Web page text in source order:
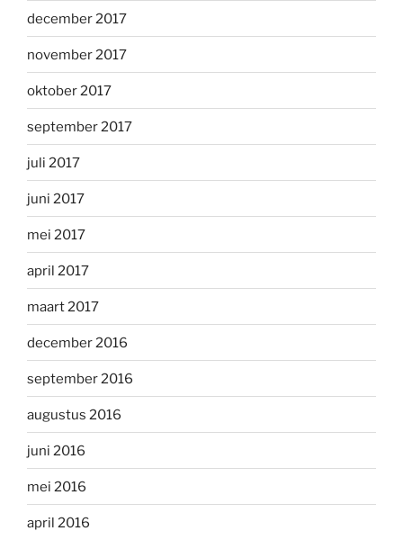
december 2017
november 2017
oktober 2017
september 2017
juli 2017
juni 2017
mei 2017
april 2017
maart 2017
december 2016
september 2016
augustus 2016
juni 2016
mei 2016
april 2016